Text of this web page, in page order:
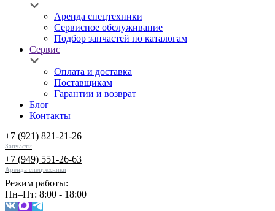
Аренда спецтехники
Сервисное обслуживание
Подбор запчастей по каталогам
Сервис
Оплата и доставка
Поставщикам
Гарантии и возврат
Блог
Контакты
+7 (921) 821-21-26
Запчасти
+7 (949) 551-26-63
Аренда спецтехники
Режим работы:
Пн–Пт: 8:00 - 18:00